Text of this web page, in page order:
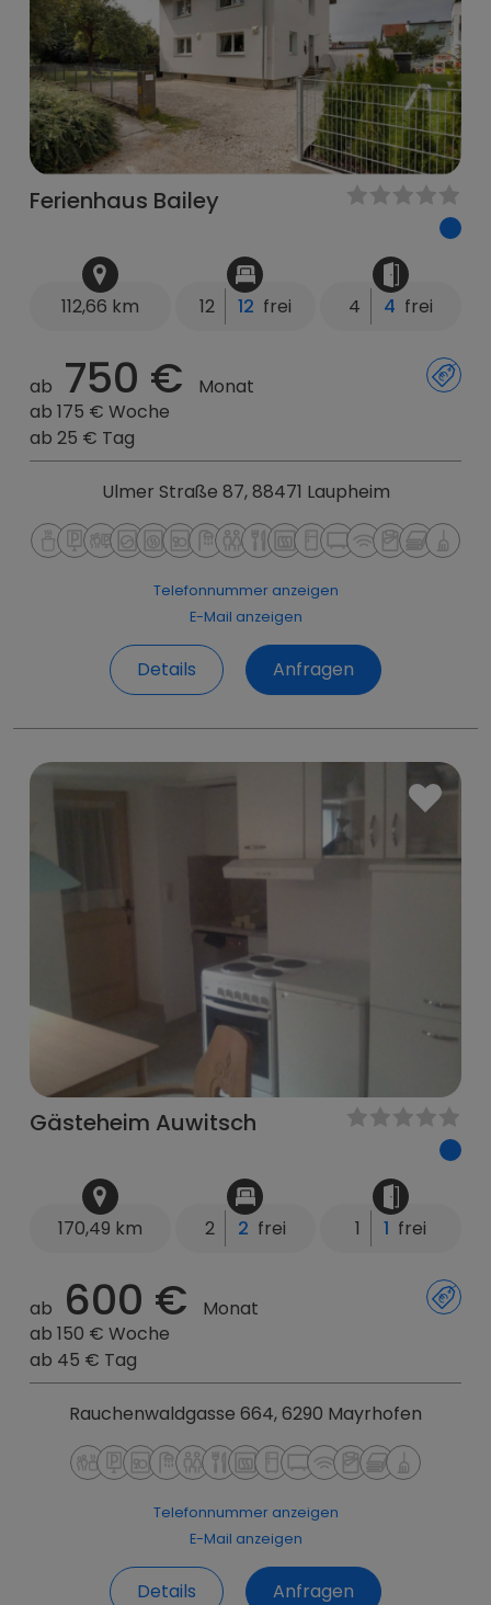
Ferienhaus Bailey
112,66 km 12 12 frei 4 4 frei
ab 750 €
Monat
ab 175 € Woche
ab 25 € Tag
Ulmer Straße 87, 88471 Laupheim
Telefonnummer anzeigen
E-Mail anzeigen
Details Anfragen
Gästeheim Auwitsch
170,49 km 2 2 frei 1 1 frei
ab 600 €
Monat
ab 150 € Woche
ab 45 € Tag
Rauchenwaldgasse 664, 6290 Mayrhofen
Telefonnummer anzeigen
E-Mail anzeigen
Details Anfragen